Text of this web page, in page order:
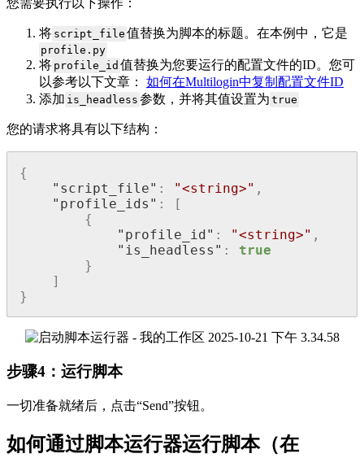
您需要执行以下操作：
将 script_file 值替换为脚本的标题。在本例中，它是
profile.py
将 profile_id 值替换为您要运行的配置文件的ID。您可
以参考以下文章： 如何在Multilogin中复制配置文件ID
添加 is_headless 参数，并将其值设置为 true
您的请求将具有以下结构：
{
"script_file" : "<string>" ,
"profile_ids" :
[
{
"profile_id" : "<string>" ,
"is_headless" :
true
}
]
}
步骤4：运行脚本
一切准备就绪后，点击“Send”按钮。
如何通过脚本运行器运行脚本（在